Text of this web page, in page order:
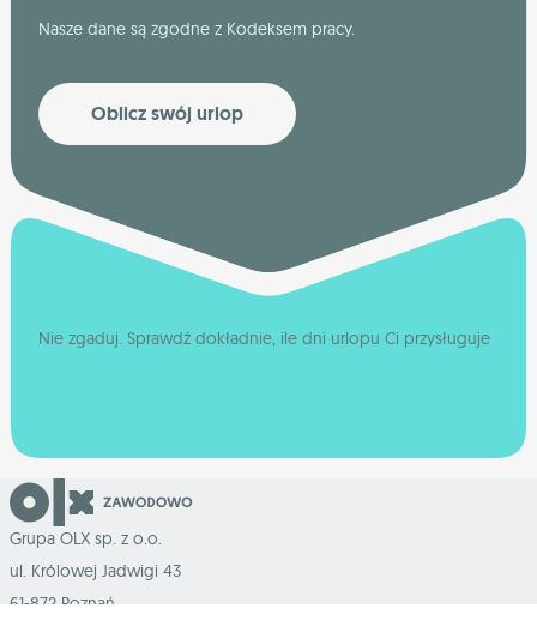
Nasze dane są zgodne z Kodeksem pracy.
Oblicz swój urlop
Nie zgaduj. Sprawdź dokładnie, ile dni urlopu Ci przysługuje
Grupa OLX sp. z o.o.
ul. Królowej Jadwigi 43
61-872 Poznań